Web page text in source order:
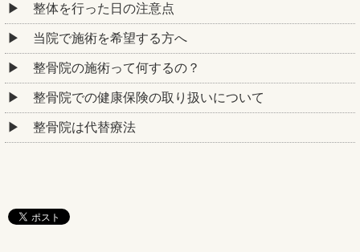
整体を行った日の注意点
当院で施術を希望する方へ
整骨院の施術って何するの？
整骨院での健康保険の取り扱いについて
整骨院は代替療法